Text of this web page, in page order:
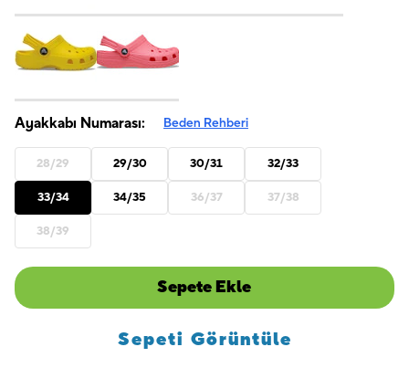
Ayakkabı Numarası: Beden Rehberi
28/29 29/30 30/31 32/33
33/34 34/35 36/37 37/38
38/39
Sepete Ekle
Sepeti Görüntüle